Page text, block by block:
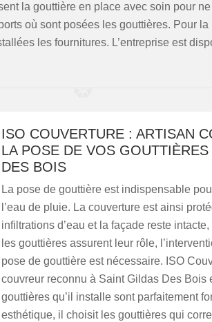
la gouttière en place avec soin pour
où sont posées les gouttières. Pour
les fournitures. L’entreprise est
ISO COUVERTURE : ARTISAN
LA POSE DE VOS
DES BOIS
La pose de gouttière est indispensable
l’eau de pluie. La couverture est ainsi
infiltrations d’eau et la façade reste
les gouttières assurent leur rôle,
pose de gouttière est nécessaire. ISO
couvreur reconnu à Saint Gildas Des Bois
gouttières qu’il installe sont parfaitement
esthétique, il choisit les gouttières qui